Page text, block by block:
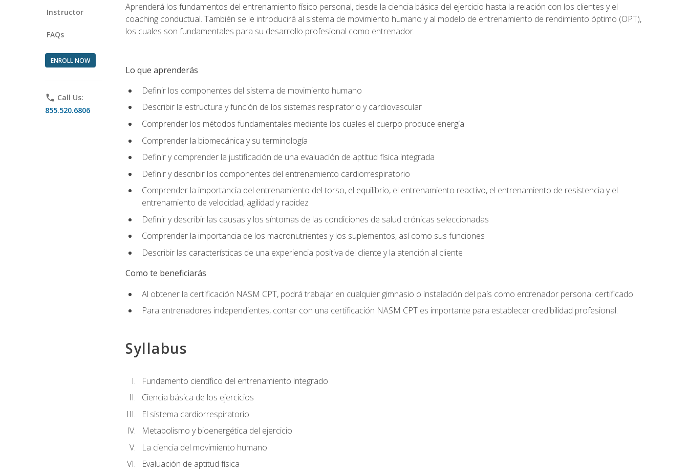
Instructor
FAQs
ENROLL NOW
phone Call Us:
855.520.6806
Aprenderá los fundamentos del entrenamiento físico personal, desde la ciencia básica del ejercicio hasta la relación con los clientes y el
coaching conductual. También se le introducirá al sistema de movimiento humano y al modelo de entrenamiento de rendimiento óptimo (OPT),
los cuales son fundamentales para su desarrollo profesional como entrenador.
Lo que aprenderás
Definir los componentes del sistema de movimiento humano
Describir la estructura y función de los sistemas respiratorio y cardiovascular
Comprender los métodos fundamentales mediante los cuales el cuerpo produce energía
Comprender la biomecánica y su terminología
Definir y comprender la justificación de una evaluación de aptitud física integrada
Definir y describir los componentes del entrenamiento cardiorrespiratorio
Comprender la importancia del entrenamiento del torso, el equilibrio, el entrenamiento reactivo, el entrenamiento de resistencia y el
entrenamiento de velocidad, agilidad y rapidez
Definir y describir las causas y los síntomas de las condiciones de salud crónicas seleccionadas
Comprender la importancia de los macronutrientes y los suplementos, así como sus funciones
Describir las características de una experiencia positiva del cliente y la atención al cliente
Como te beneficiarás
Al obtener la certificación NASM CPT, podrá trabajar en cualquier gimnasio o instalación del país como entrenador personal certificado
Para entrenadores independientes, contar con una certificación NASM CPT es importante para establecer credibilidad profesional.
Syllabus
Fundamento científico del entrenamiento integrado
Ciencia básica de los ejercicios
El sistema cardiorrespiratorio
Metabolismo y bioenergética del ejercicio
La ciencia del movimiento humano
Evaluación de aptitud física